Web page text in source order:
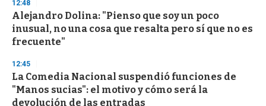
d
s
o
f
3
s
e
c
o
n
12:48
Alejandro Dolina: "Pienso que soy un poco
inusual, no una cosa que resalta pero sí que no es
frecuente"
12:45
La Comedia Nacional suspendió funciones de
"Manos sucias": el motivo y cómo será la
devolución de las entradas